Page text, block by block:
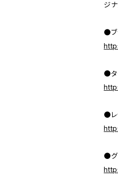
ジ
●ブ
●タ
●レ
●グ